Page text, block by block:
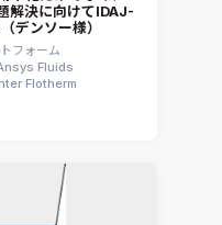
解決に向けてIDAJ-
デンソー様）
フォーム
Fluids
Flotherm